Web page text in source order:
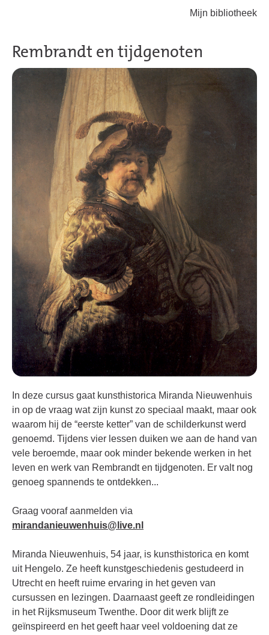
Mijn bibliotheek
Rembrandt en tijdgenoten
In deze cursus gaat kunsthistorica Miranda Nieuwenhuis
in op de vraag wat zijn kunst zo speciaal maakt, maar ook
waarom hij de “eerste ketter” van de schilderkunst werd
genoemd. Tijdens vier lessen duiken we aan de hand van
vele beroemde, maar ook minder bekende werken in het
leven en werk van Rembrandt en tijdgenoten. Er valt nog
genoeg spannends te ontdekken...
Graag vooraf aanmelden via
mirandanieuwenhuis@live.nl
Miranda Nieuwenhuis, 54 jaar, is kunsthistorica en komt
uit Hengelo. Ze heeft kunstgeschiedenis gestudeerd in
Utrecht en heeft ruime ervaring in het geven van
cursussen en lezingen. Daarnaast geeft ze rondleidingen
in het Rijksmuseum Twenthe. Door dit werk blijft ze
geïnspireerd en het geeft haar veel voldoening dat ze